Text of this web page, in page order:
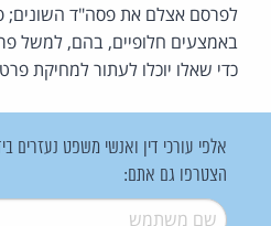
לפרסם אצלם את פסה"ד השונים;
באמצעים חלופיים, בהם, למשל
כדי שאלו יוכלו לעתור למחיקת
אלפי עורכי דין ואנשי משפט נעזרים
הצטרפו גם אתם:
שם משתמש*